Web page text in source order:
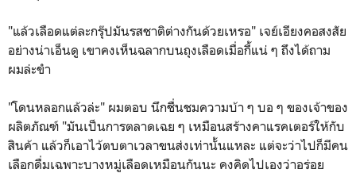
"แล้วเลือดแต่ละกรุ๊ปมันรสชาติต่างกันด้วยเหรอ" เจย์เอียงคอสงสัย
อย่างน่าเอ็นดู เขาคงเห็นฉลากบนถุงเลือดเมื่อกี้แน่ ๆ ถึงได้ถาม
ผมล่ะขำ
"โดนหลอกแล้วล่ะ" ผมตอบ นึกชื่นชมความบ้า ๆ บอ ๆ ของเจ้าของ
ผลิตภัณฑ์ "มันเป็นการตลาดเฉย ๆ เหมือนสร้างคาแรคเตอร์ให้กับ
สินค้า แล้วก็เอาไว้ตบตาเวลาขนส่งเท่านั้นแหละ แต่จะว่าไปก็มีคน
เลือกดื่มเฉพาะบางหมู่เลือดเหมือนกันนะ คงคิดไปเองว่าอร่อย